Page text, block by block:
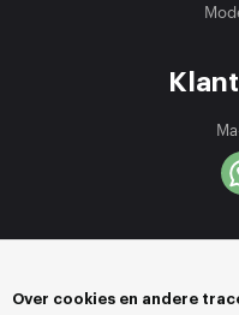
Over cookies en andere